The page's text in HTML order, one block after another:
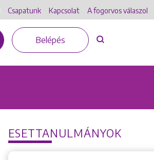
Csapatunk Kapcsolat A fogorvos válaszol
Belépés
ESETTANULMÁNYOK